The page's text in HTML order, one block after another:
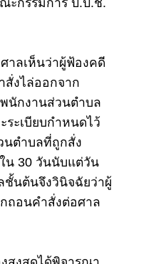
าลเห็นว่าผู้ฟ้องคดี
งไล่ออกจาก
นักงานส่วนตำบล
ะเบียบกำหนดไว้
นตำบลที่ถูกสั่ง
น 30 วันนับแต่วัน
ชั้นต้นจึงวินิจฉัยว่าผู้
ถอนคำสั่งต่อศาล